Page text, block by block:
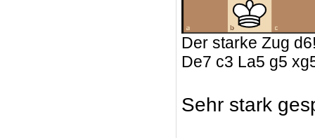
Der starke Zug
De7 c3 La5 g5
Sehr stark